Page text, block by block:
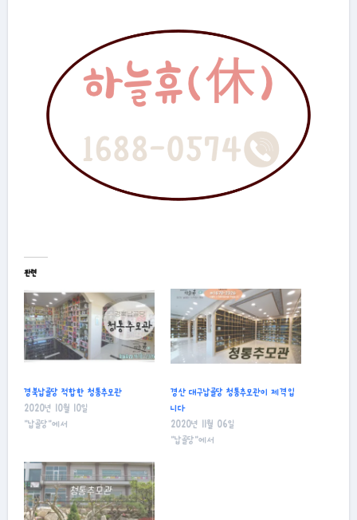
관련
경북납골당 적합한 청통추모관
2020년 10월 10일
"납골당"에서
경산 대구납골당 청통추모관이 제격입
니다
2020년 11월 06일
"납골당"에서